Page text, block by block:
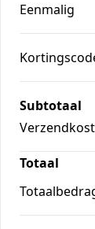
Eenmalig
Subtotaal
Totaal